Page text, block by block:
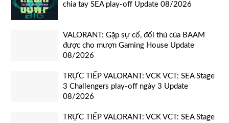
chia tay SEA play-off Update 08/2026
VALORANT: Gặp sự cố, đối thủ của BAAM
được cho mượn Gaming House Update
08/2026
TRỰC TIẾP VALORANT: VCK VCT: SEA Stage
3 Challengers play-off ngày 3 Update
08/2026
TRỰC TIẾP VALORANT: VCK VCT: SEA Stage